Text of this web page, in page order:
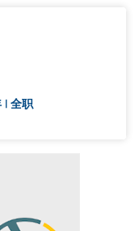
| 全职